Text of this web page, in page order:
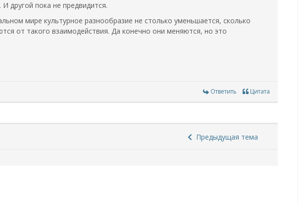
другой пока не предвидится.
мире культурное разнообразие не столько уменьшается, сколько
от такого взаимодействия. Да конечно они меняются, но это
Ответить Цитата
Предыдущая тема